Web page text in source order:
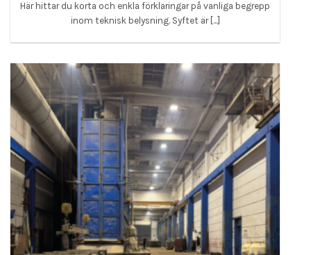
Här hittar du korta och enkla förklaringar på vanliga begrepp
inom teknisk belysning. Syftet är [...]